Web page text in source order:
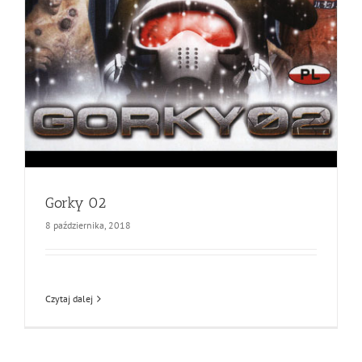
Gorky 02
8 października, 2018
Czytaj dalej